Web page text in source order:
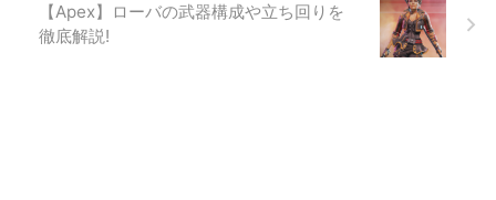
【Apex】ローバの武器構成や立ち回りを
徹底解説!